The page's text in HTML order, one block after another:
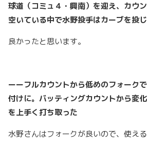
球道（コミュ４・興南）を迎え、カウ
空いている中で水野投手はカーブを投
良かったと思います。
ーーフルカウントから低めのフォーク
付けに。バッティングカウントから変
を上手く打ち取った
水野さんはフォークが良いので、使える